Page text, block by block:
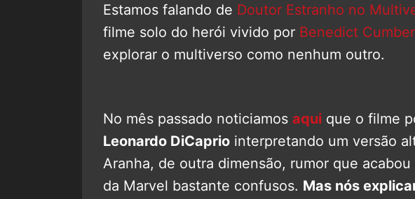
Estamos falando de Doutor Estranho no
filme solo do herói vivido por Benedict
explorar o multiverso como nenhum outro.
No mês passado noticiamos aqui que o filme
Leonardo DiCaprio interpretando um versão
Aranha, de outra dimensão, rumor que
da Marvel bastante confusos. Mas nós